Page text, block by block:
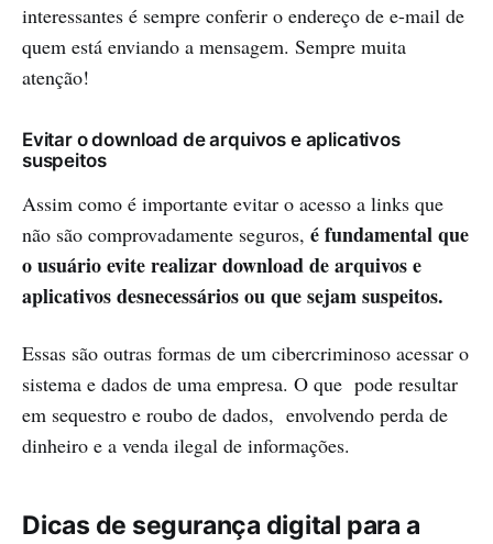
interessantes é sempre conferir o endereço de e-mail de
quem está enviando a mensagem. Sempre muita
atenção!
Evitar o download de arquivos e aplicativos
suspeitos
Assim como é importante evitar o acesso a links que
não são comprovadamente seguros, é fundamental que
o usuário evite realizar download de arquivos e
aplicativos desnecessários ou que sejam suspeitos.
Essas são outras formas de um cibercriminoso acessar o
sistema e dados de uma empresa. O que pode resultar
em sequestro e roubo de dados, envolvendo perda de
dinheiro e a venda ilegal de informações.
Dicas de segurança digital para a